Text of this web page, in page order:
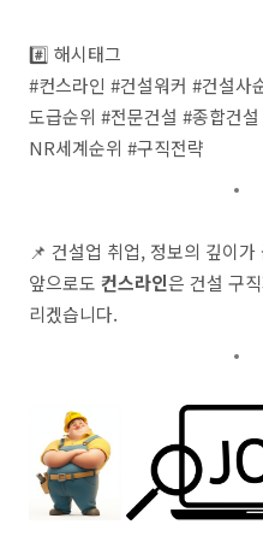
#️⃣ 해시태그
#컨스라인 #건설워커 #건설사
도급순위 #전문건설 #종합건
NR세계순위 #구직전략
📌 건설업 취업, 정보의 깊이
앞으로도 컨스라인은 건설 구
리겠습니다.